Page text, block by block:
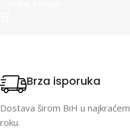
Brza isporuka
Dostava širom BiH u najkraćem
roku.